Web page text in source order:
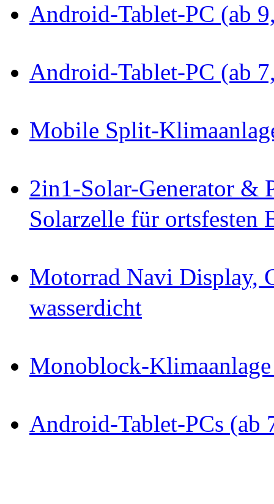
Android-Tablet-PC (ab
Android-Tablet-PC (ab
Mobile Split-
2in1-Solar-Generator &
Solarzelle für ortsfesten
Motorrad Navi Display,
wasserdicht
Monoblock-
Android-Tablet-PCs (ab